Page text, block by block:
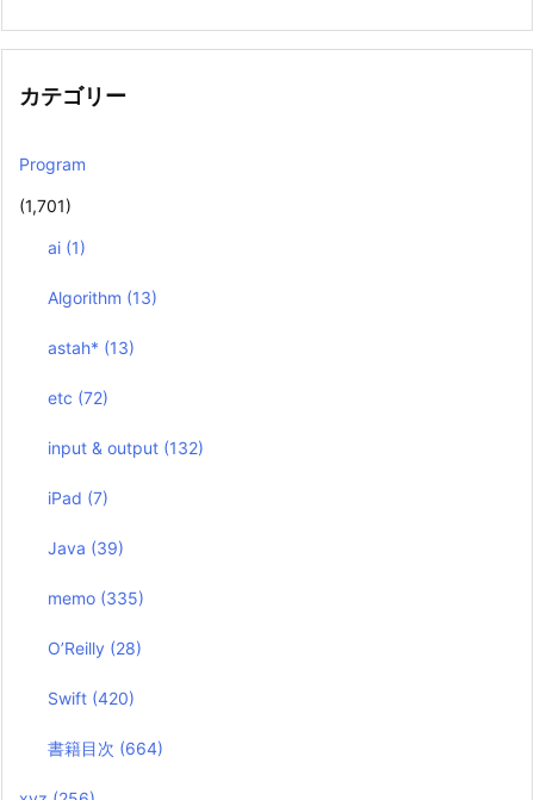
カテゴリー
Program
(1,701)
ai (1)
Algorithm (13)
astah* (13)
etc (72)
input & output (132)
iPad (7)
Java (39)
memo (335)
O’Reilly (28)
Swift (420)
書籍目次 (664)